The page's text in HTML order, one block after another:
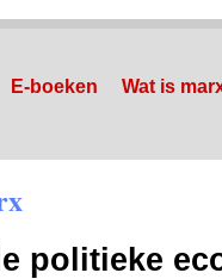
E-boeken Wat is
politieke